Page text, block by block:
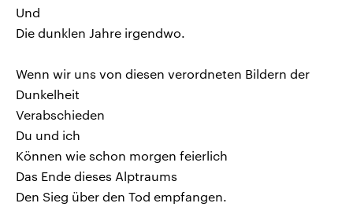
Und
Die dunklen Jahre irgendwo.
Wenn wir uns von diesen verordneten Bildern der
Dunkelheit
Verabschieden
Du und ich
Können wie schon morgen feierlich
Das Ende dieses Alptraums
Den Sieg über den Tod empfangen.